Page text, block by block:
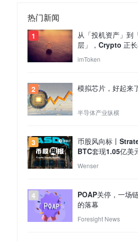
热门新闻
1
从「投机资产」到
层」，Crypto 正
TradFi 世界？
imToken
2 模拟芯片，好起来
半导体产业纵横
3
币股风向标丨
BTC套现1.05亿美
Saylor重申本人未
币，Strategy买卖
Wenser
4
POAP关停，一场
的落幕
Foresight News